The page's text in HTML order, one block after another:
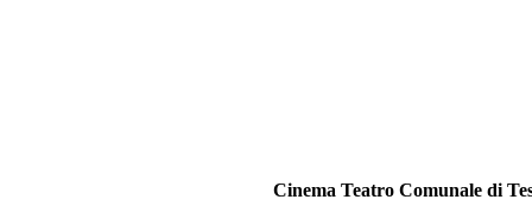
Cinema Teatro Comunale di